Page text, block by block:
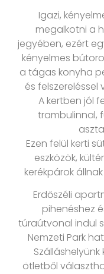
Igazi,
megalkotni a
jegyében, ezért
kényelmes
a tágas konyha
és
A kertben jól
trambulinnal,
Ezen felül kerti
eszközök,
kerékpárok
Erdőszéli
pihenéshez
túraútvonal indul
Nemzeti Park
ötletből